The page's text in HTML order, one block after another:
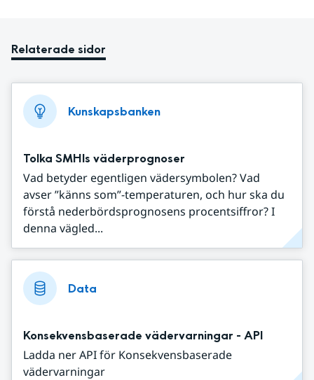
Relaterade sidor
Kunskapsbanken
Tolka SMHIs väderprognoser
Vad betyder egentligen vädersymbolen? Vad
avser ”känns som”-temperaturen, och hur ska du
förstå nederbördsprognosens procentsiffror? I
denna vägled...
Data
Konsekvensbaserade vädervarningar - API
Ladda ner API för Konsekvensbaserade
vädervarningar